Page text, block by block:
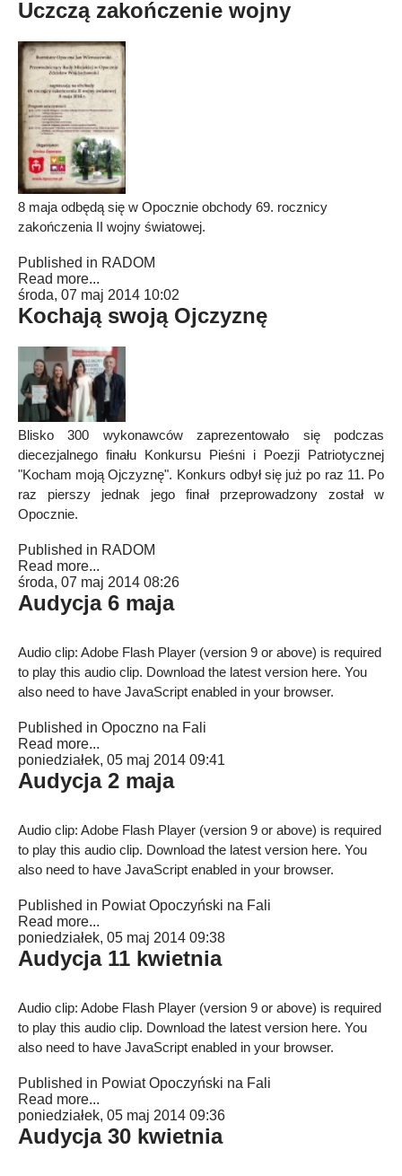
Uczczą zakończenie wojny
8 maja odbędą się w Opocznie obchody 69. rocznicy
zakończenia II wojny światowej.
Published in RADOM
Read more...
środa, 07 maj 2014 10:02
Kochają swoją Ojczyznę
Blisko 300 wykonawców zaprezentowało się podczas
diecezjalnego finału Konkursu Pieśni i Poezji Patriotycznej
"Kocham moją Ojczyznę". Konkurs odbył się już po raz 11. Po
raz pierszy jednak jego finał przeprowadzony został w
Opocznie.
Published in RADOM
Read more...
środa, 07 maj 2014 08:26
Audycja 6 maja
Audio clip: Adobe Flash Player (version 9 or above) is required
to play this audio clip. Download the latest version here. You
also need to have JavaScript enabled in your browser.
Published in Opoczno na Fali
Read more...
poniedziałek, 05 maj 2014 09:41
Audycja 2 maja
Audio clip: Adobe Flash Player (version 9 or above) is required
to play this audio clip. Download the latest version here. You
also need to have JavaScript enabled in your browser.
Published in Powiat Opoczyński na Fali
Read more...
poniedziałek, 05 maj 2014 09:38
Audycja 11 kwietnia
Audio clip: Adobe Flash Player (version 9 or above) is required
to play this audio clip. Download the latest version here. You
also need to have JavaScript enabled in your browser.
Published in Powiat Opoczyński na Fali
Read more...
poniedziałek, 05 maj 2014 09:36
Audycja 30 kwietnia